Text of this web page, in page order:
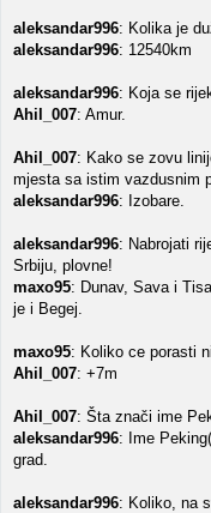
aleksandar996: Kolika je
aleksandar996: 12540km
aleksandar996: Koja se
Ahil_007: Amur.
Ahil_007: Kako se zovu
mjesta sa istim vazdusnim
aleksandar996: Izobare.
aleksandar996: Nabrojati
Srbiju, plovne!
maxo95: Dunav, Sava i
je i Begej.
maxo95: Koliko ce porasti
Ahil_007: +7m
Ahil_007: Šta znači ime
aleksandar996: Ime
grad.
aleksandar996: Koliko, na